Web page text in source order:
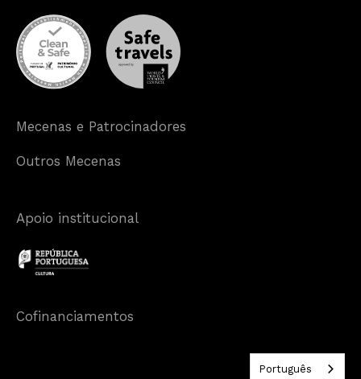
Mecenas e Patrocinadores
Outros Mecenas
Apoio institucional
Cofinanciamentos
Português